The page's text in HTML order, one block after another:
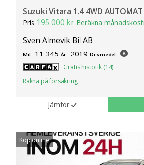
Suzuki Vitara 1.4 4WD
Pris 195 000 kr Beräkna
Sven Almevik Bil AB
Mil: 11 345 År: 2019 Drivmedel:
Gratis historik (14)
Räkna på försäkring
Jämför
Köp online